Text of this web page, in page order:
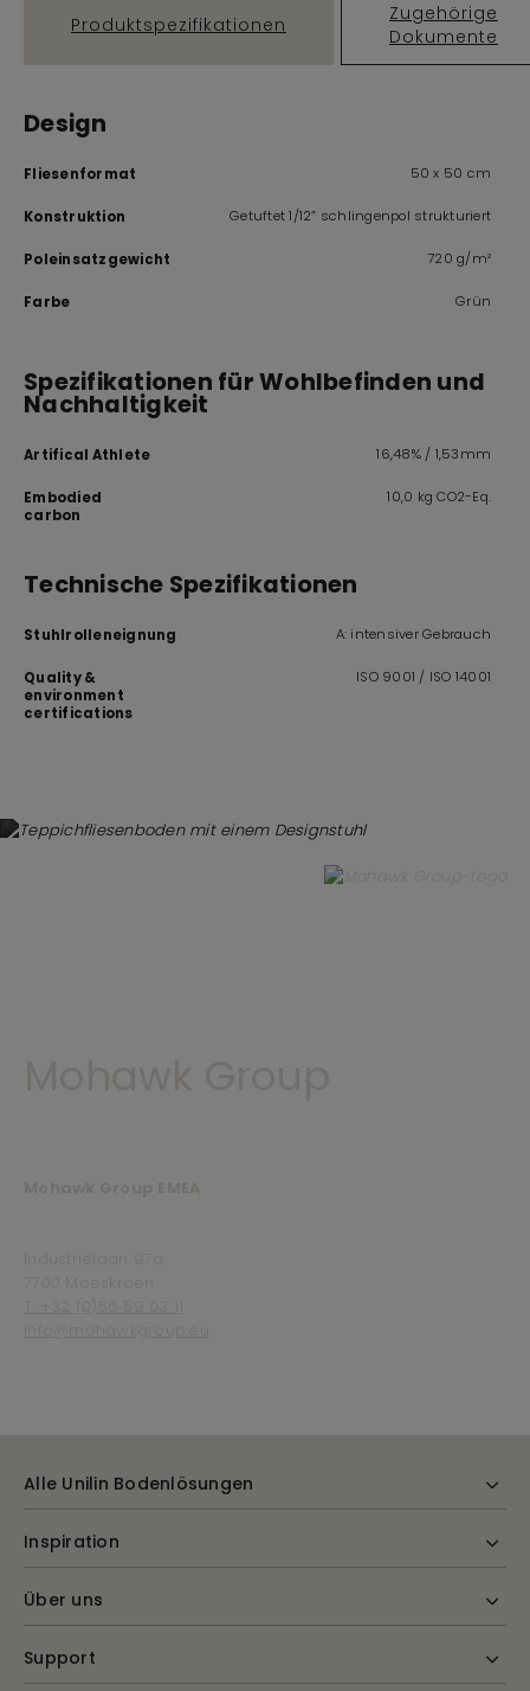
Produktspezifikationen
Zugehörige
Dokumente
Design
Fliesenformat 50 x 50 cm
Konstruktion Getuftet 1/12” schlingenpol strukturiert
Poleinsatzgewicht 720 g/m²
Farbe Grün
Spezifikationen für Wohlbefinden und
Nachhaltigkeit
Artifical Athlete 16,48% / 1,53mm
Embodied
carbon
10,0 kg CO2-Eq.
Technische Spezifikationen
Stuhlrolleneignung A: intensiver Gebrauch
Quality &
environment
certifications
ISO 9001 / ISO 14001
Alle Unilin Bodenlösungen
Inspiration
Über uns
Support